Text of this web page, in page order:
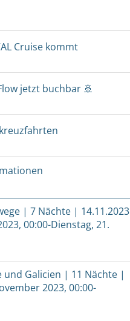
Cruise kommt
jetzt buchbar 🚢
| 7 Nächte | 14.11.2023
00:00-Dienstag, 21.
und Galicien | 11 Nächte |
2023, 00:00-